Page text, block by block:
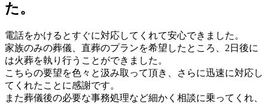
た。
電話をかけるとすぐに対応してくれて安心できました。
家族のみの葬儀、直葬のプランを希望したところ、2日後に
は火葬を執り行うことができました。
こちらの要望を色々と汲み取って頂き、さらに迅速に対応し
てくれたことに感謝です。
また葬儀後の必要な事務処理など細かく相談に乗ってくれ、